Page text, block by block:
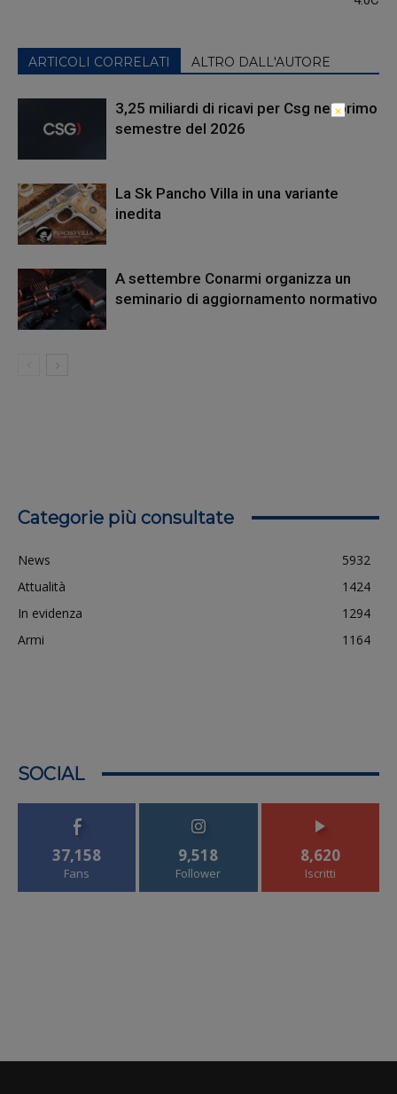
ARTICOLI CORRELATI ALTRO DALL'AUTORE
3,25 miliardi di ricavi per Csg nel primo
semestre del 2026
La Sk Pancho Villa in una variante
inedita
A settembre Conarmi organizza un
seminario di aggiornamento normativo
Categorie più consultate
News
5932
Attualità
1424
In evidenza
1294
Armi
1164
SOCIAL
37,158
Fans
9,518
Follower
8,620
Iscritti
×